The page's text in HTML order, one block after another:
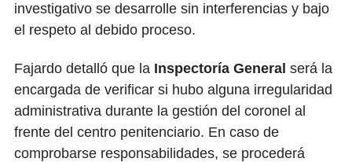
investigativo se desarrolle sin interferencias y bajo
el respeto al debido proceso.
Fajardo detalló que la Inspectoría General será la
encargada de verificar si hubo alguna irregularidad
administrativa durante la gestión del coronel al
frente del centro penitenciario. En caso de
comprobarse responsabilidades, se procederá